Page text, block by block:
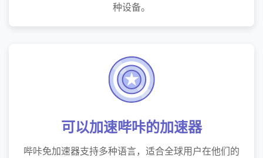
种设备。
可以加速哔咔的加速器
哔咔免加速器支持多种语言，适合全球用户在他们的